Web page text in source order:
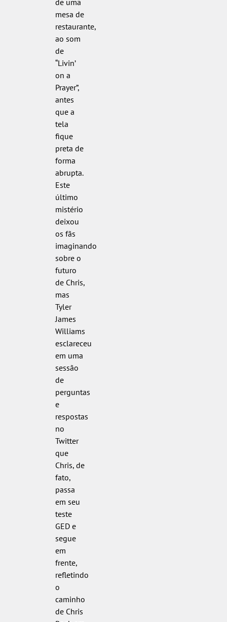
de uma
mesa de
restaurante,
ao som
de
“Livin’
on a
Prayer”,
antes
que a
tela
fique
preta de
forma
abrupta.
Este
último
mistério
deixou
os fãs
imaginando
sobre o
futuro
de Chris,
mas
Tyler
James
Williams
esclareceu
em uma
sessão
de
perguntas
e
respostas
no
Twitter
que
Chris, de
fato,
passa
em seu
teste
GED e
segue
em
frente,
refletindo
o
caminho
de Chris